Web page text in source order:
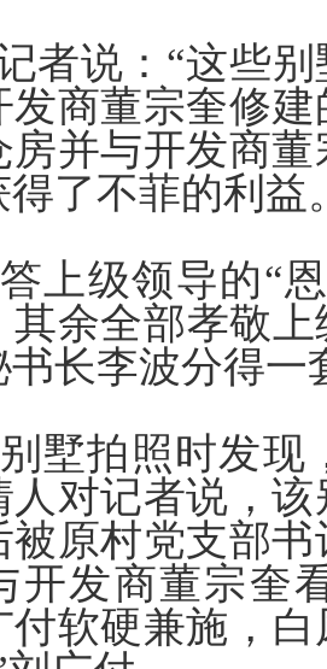
者说：“这些
发商董宗奎修
房并与开发商
了不菲的利益
上级领导的“
其余全部孝敬
长李波分得一
墅拍照时发现
人对记者说，
被原村党支部
开发商董宗奎
付软硬兼施，